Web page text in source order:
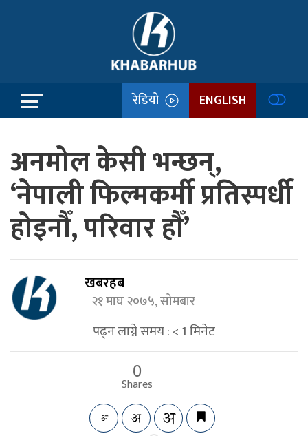
रेडियो ENGLISH
अनमोल केसी भन्छन्,
‘नेपाली फिल्मकर्मी प्रतिस्पर्धी
होइनौँ, परिवार हौँ’
खबरहब
२१ माघ २०७५, सोमबार
पढ्न लाग्ने समय :< 1मिनेट
0
Shares